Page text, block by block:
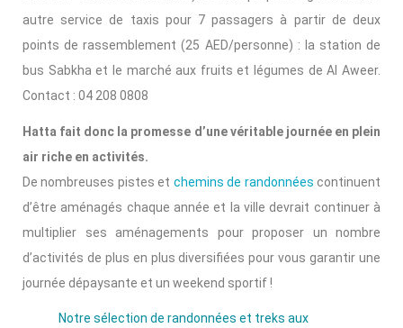
autre service de taxis pour 7 passagers à partir de deux
points de rassemblement (25 AED/personne) : la station de
bus Sabkha et le marché aux fruits et légumes de Al Aweer.
Contact : 04 208 0808
Hatta fait donc la promesse d’une véritable journée en plein
air riche en activités.
De nombreuses pistes et chemins de randonnées continuent
d’être aménagés chaque année et la ville devrait continuer à
multiplier ses aménagements pour proposer un nombre
d’activités de plus en plus diversifiées pour vous garantir une
journée dépaysante et un weekend sportif !
Notre sélection de randonnées et treks aux